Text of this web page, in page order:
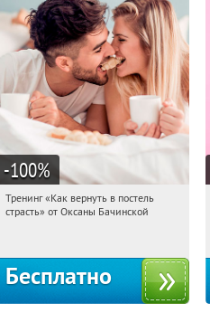
-100%
21:49:29 Получили:
Тренинг «Как вернуть в постель
страсть» от Оксаны Бачинской
Бесплатно